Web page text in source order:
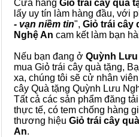
Cửa hàng Giỏ trái cây quà
lấy uy tín làm hàng đầu, với
- vạn niềm tin", Giỏ trái cây
Nghệ An cam kết làm bạn
Nếu bạn đang ở Quỳnh Lưu
mua Giỏ trái cây quà tặng,
xa, chúng tôi sẽ cử nhân
cây Quà tặng Quỳnh Lưu
Tất cả các sản phẩm đăng
thực tế, có tem chống hàng
thương hiệu Giỏ trái cây
An.